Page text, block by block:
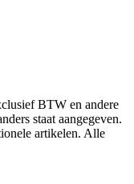
BTW en andere
staat aangegeven.
artikelen. Alle